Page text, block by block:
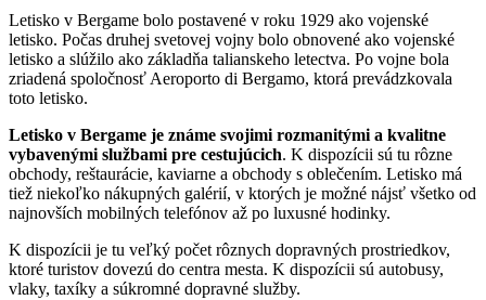
Letisko v Bergame bolo postavené v roku 1929 ako vojenské
letisko. Počas druhej svetovej vojny bolo obnovené ako vojenské
letisko a slúžilo ako základňa talianskeho letectva. Po vojne bola
zriadená spoločnosť Aeroporto di Bergamo, ktorá prevádzkovala
toto letisko.
Letisko v Bergame je známe svojimi rozmanitými a kvalitne
vybavenými službami pre cestujúcich. K dispozícii sú tu rôzne
obchody, reštaurácie, kaviarne a obchody s oblečením. Letisko má
tiež niekoľko nákupných galérií, v ktorých je možné nájsť všetko od
najnovších mobilných telefónov až po luxusné hodinky.
K dispozícii je tu veľký počet rôznych dopravných prostriedkov,
ktoré turistov dovezú do centra mesta. K dispozícii sú autobusy,
vlaky, taxíky a súkromné dopravné služby.